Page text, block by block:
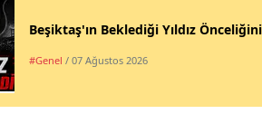
Beşiktaş'ın Beklediği Yıldız
#Genel / 07 Ağustos 2026